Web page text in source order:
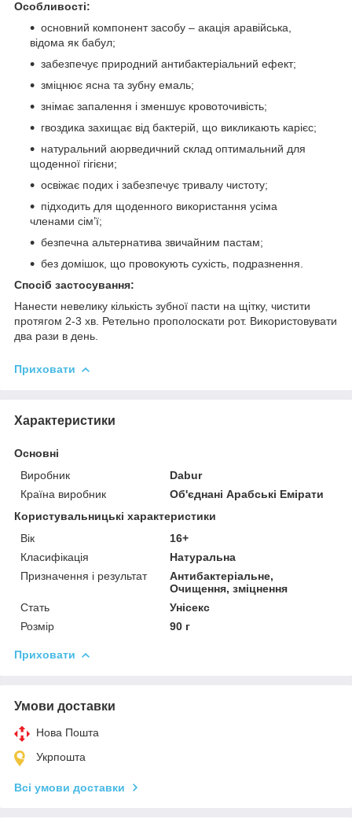
Особливості:
основний компонент засобу – акація аравійська,
відома як бабул;
забезпечує природний антибактеріальний ефект;
зміцнює ясна та зубну емаль;
знімає запалення і зменшує кровоточивість;
гвоздика захищає від бактерій, що викликають карієс;
натуральний аюрведичний склад оптимальний для
щоденної гігієни;
освіжає подих і забезпечує тривалу чистоту;
підходить для щоденного використання усіма
членами сім’ї;
безпечна альтернатива звичайним пастам;
без домішок, що провокують сухість, подразнення.
Спосіб застосування:
Нанести невелику кількість зубної пасти на щітку, чистити
протягом 2-3 хв. Ретельно прополоскати рот. Використовувати
два рази в день.
Приховати
Характеристики
Основні
Виробник
Dabur
Країна виробник
Об'єднані Арабські Емірати
Користувальницькі характеристики
Вік
16+
Класифікація
Натуральна
Призначення і результат
Антибактеріальне,
Очищення, зміцнення
Стать
Унісекс
Розмір
90 г
Приховати
Умови доставки
Нова Пошта
Укрпошта
Всі умови доставки